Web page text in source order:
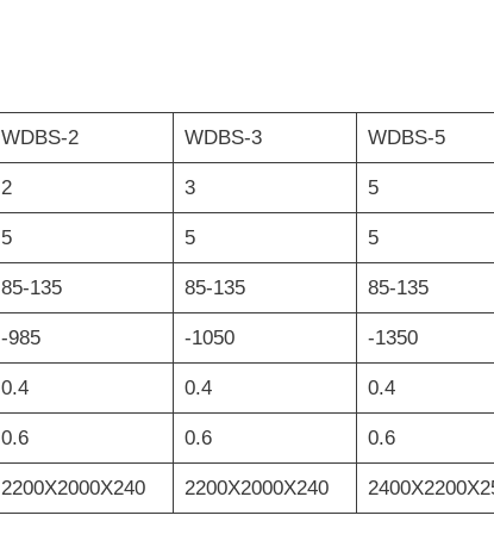
WDBS-2 WDBS-3 WDBS-5
2 3 5
5 5 5
85-135 85-135 85-135
-985 -1050 -1350
0.4 0.4 0.4
0.6 0.6 0.6
2200X2000X240 2200X2000X240